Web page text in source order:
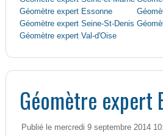
Géomètre expert Essonne
Géomètre expert Seine-St-Denis
Géomètre expert Val-d'Oise
Géomètre expert
Publié le mercredi 9 septembre 2014